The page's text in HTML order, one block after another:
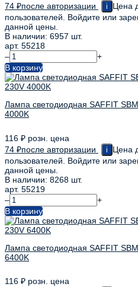
74 ₽после авторизации i
Цена
пользователей. Войдите или
данной цены.
В наличии: 6957 шт.
арт. 55218
–
+
В корзину
Лампа светодиодная SAFFIT
4000K
116 ₽ розн. цена
74 ₽после авторизации i
Цена
пользователей. Войдите или
данной цены.
В наличии: 8268 шт.
арт. 55219
–
+
В корзину
Лампа светодиодная SAFFIT
6400K
116 ₽ розн. цена